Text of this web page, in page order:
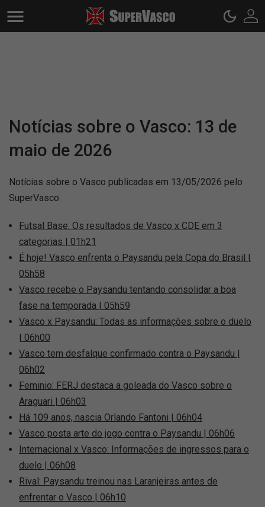
Notícias sobre o Vasco: 13 de
maio de 2026
Notícias sobre o Vasco publicadas em 13/05/2026 pelo
SuperVasco.
Futsal Base: Os resultados de Vasco x CDE em 3
categorias | 01h21
É hoje! Vasco enfrenta o Paysandu pela Copa do Brasil |
05h58
Vasco recebe o Paysandu tentando consolidar a boa
fase na temporada | 05h59
Vasco x Paysandu: Todas as informações sobre o duelo
| 06h00
Vasco tem desfalque confirmado contra o Paysandu |
06h02
Feminio: FERJ destaca a goleada do Vasco sobre o
Araguari | 06h03
Há 109 anos, nascia Orlando Fantoni | 06h04
Vasco posta arte do jogo contra o Paysandu | 06h06
Internacional x Vasco: Informações de ingressos para o
duelo | 06h08
Rival: Paysandu treinou nas Laranjeiras antes de
enfrentar o Vasco | 06h10